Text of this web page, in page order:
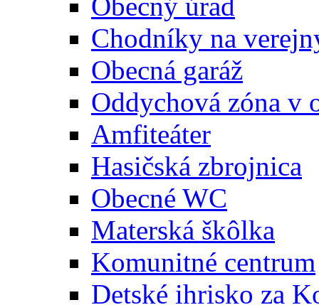
Obecný úrad
Chodníky na
Obecná garáž
Oddychová zóna v
Amfiteáter
Hasičská zbrojnica
Obecné WC
Materská škôlka
Komunitné centrum
Detské ihrisko za